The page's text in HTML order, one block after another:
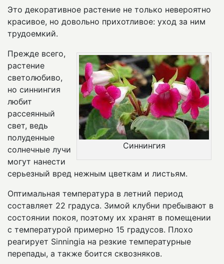
Это декоративное растение не только невероятно
красивое, но довольно прихотливое: уход за ним
трудоемкий.
Синнингия
Прежде всего,
растение
светолюбиво,
но синнингия
любит
рассеянный
свет, ведь
полуденные
солнечные лучи
могут нанести
серьезный вред нежным цветкам и листьям.
Оптимальная температура в летний период
составляет 22 градуса. Зимой клубни пребывают в
состоянии покоя, поэтому их хранят в помещении
с температурой примерно 15 градусов. Плохо
реагирует Sinningia на резкие температурные
перепады, а также боится сквозняков.